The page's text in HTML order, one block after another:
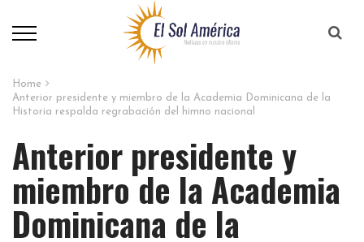
Home
Anterior presidente y miembro de la Academia Dominicana de la
Historia respalda regrabación del himno nacional
Anterior presidente y
miembro de la Academia
Dominicana de la